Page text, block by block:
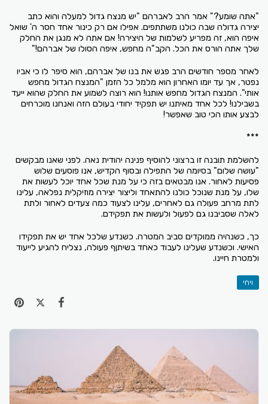
"אתה שומע?" אמר הרב לאברהם "יש מנצח גדול למעלה והוא כתב
יצירה גדולה שבה כולנו משתתפים. אפילו אם רק כינור אחד חסר ה' שואל
איפה הוא, זה מפריע לשלמות של היצירה! אם אתה לא מנגן את החלק
שלך אתה הורס את הכל. הקב"ה מחפש, איפה הסולו של אברהם!"
לאחר מספר חודשים הרב פגש את בנו של אברהם, הוא סיפר לו כי אביו
נפטר, אך עד יומו האחרון הוא מלמל כל הזמן "המנצח הגדול מחפש
אותי". המנצח הגדול מחפש אותנו! הוא רוצה לשמוע את החלק שהוא ייעד
בשבילנו! לכל אחד מאיתנו יש תפקיד יחודי בעולם הזה ואנחנו מוכרחים
לבצע אותו הכי טוב שאפשר!
***
להשלמת תובנה זו ברצוני להוסיף פנינה יהודית נאה. לפני שאנו מבקשים
"עושה שלום" בסיומה של התפילה ובסוף הקדיש, אנו פוסעים שלוש
פסיעות לאחור. אנו מבטאים בזה כי על מנת שכל אחד יוכל לעשות את
שלו, על מנת שנוכל כולנו להתאחד וליצור יצירה מוזיקלית נפלאה, עלינו
לתת מרחב פעולה גם לאחרים, עלינו לצעוד כמה צעדים לאחור ולתת
לאלה שסביבנו גם לפעול ולעשות את תפקידם.
כך, כשנהיה ממוקדים סביב המטרה. כשנדע שלכל אחד יש את תפקידו
האישי. וכשנדע שעלינו לעבוד כאחד בשיתןף פעולה, נצליח להגיע לייעוד
ולמטרת חיינו.
ויחי